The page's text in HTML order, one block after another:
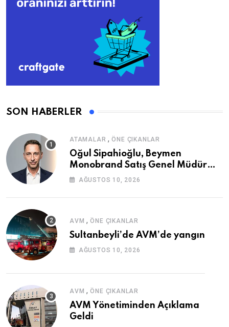
SON HABERLER
ATAMALAR ,ÖNE ÇIKANLAR
Oğul Sipahioğlu, Beymen
Monobrand Satış Genel Müdür
Yardımcısı Oldu
AĞUSTOS 10, 2026
AVM ,ÖNE ÇIKANLAR
Sultanbeyli’de AVM’de yangın
AĞUSTOS 10, 2026
AVM ,ÖNE ÇIKANLAR
AVM Yönetiminden Açıklama
Geldi